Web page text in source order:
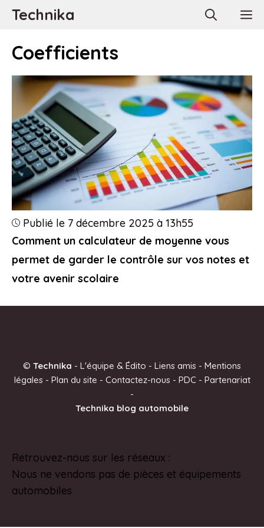
AllerTechnika
Coefficients
Comment un calculateur de moyenne vous
permet de garder le contrôle sur vos notes et
votre avenir scolaire
Publié le 7 décembre 2025 à 13h55
© Technika - L'équipe & Édito - Liens amis - Mentions
légales- Plan du site - Contactez-nous- PDC - Partenariat
-
Technika blog automobile
Retrouvez-nous sur les réseaux :
Nous ne vendons pas de pièces et équipements
automobiles